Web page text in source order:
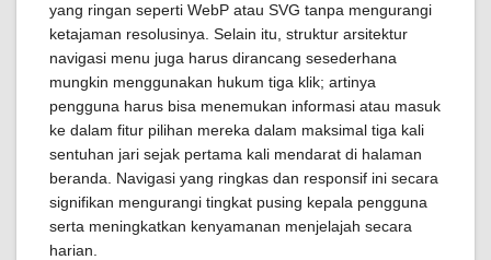
yang ringan seperti WebP atau SVG tanpa mengurangi
ketajaman resolusinya. Selain itu, struktur arsitektur
navigasi menu juga harus dirancang sesederhana
mungkin menggunakan hukum tiga klik; artinya
pengguna harus bisa menemukan informasi atau masuk
ke dalam fitur pilihan mereka dalam maksimal tiga kali
sentuhan jari sejak pertama kali mendarat di halaman
beranda. Navigasi yang ringkas dan responsif ini secara
signifikan mengurangi tingkat pusing kepala pengguna
serta meningkatkan kenyamanan menjelajah secara
harian.